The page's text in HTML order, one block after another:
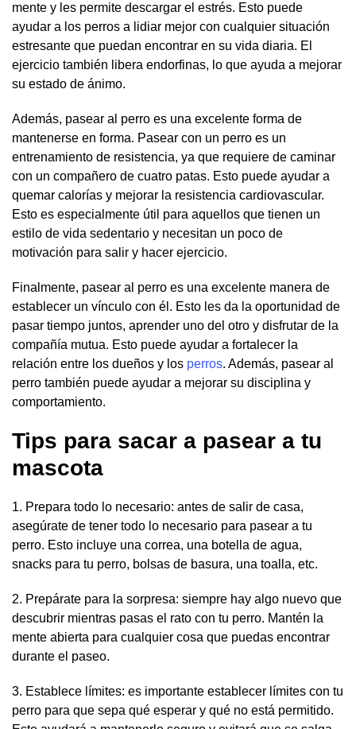
mente y les permite descargar el estrés. Esto puede
ayudar a los perros a lidiar mejor con cualquier situación
estresante que puedan encontrar en su vida diaria. El
ejercicio también libera endorfinas, lo que ayuda a mejorar
su estado de ánimo.
Además, pasear al perro es una excelente forma de
mantenerse en forma. Pasear con un perro es un
entrenamiento de resistencia, ya que requiere de caminar
con un compañero de cuatro patas. Esto puede ayudar a
quemar calorías y mejorar la resistencia cardiovascular.
Esto es especialmente útil para aquellos que tienen un
estilo de vida sedentario y necesitan un poco de
motivación para salir y hacer ejercicio.
Finalmente, pasear al perro es una excelente manera de
establecer un vínculo con él. Esto les da la oportunidad de
pasar tiempo juntos, aprender uno del otro y disfrutar de la
compañía mutua. Esto puede ayudar a fortalecer la
relación entre los dueños y los perros. Además, pasear al
perro también puede ayudar a mejorar su disciplina y
comportamiento.
Tips para sacar a pasear a tu
mascota
1. Prepara todo lo necesario: antes de salir de casa,
asegúrate de tener todo lo necesario para pasear a tu
perro. Esto incluye una correa, una botella de agua,
snacks para tu perro, bolsas de basura, una toalla, etc.
2. Prepárate para la sorpresa: siempre hay algo nuevo que
descubrir mientras pasas el rato con tu perro. Mantén la
mente abierta para cualquier cosa que puedas encontrar
durante el paseo.
3. Establece límites: es importante establecer límites con tu
perro para que sepa qué esperar y qué no está permitido.